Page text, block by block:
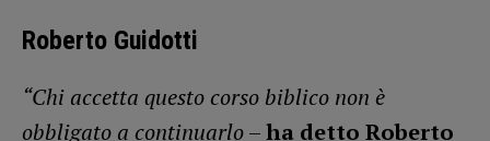
Roberto Guidotti
“Chi accetta questo corso biblico non è
obbligato a continuarlo–ha detto Roberto